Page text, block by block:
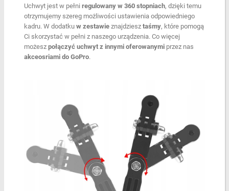
Uchwyt jest w pełni regulowany w 360 stopniach, dzięki temu
otrzymujemy szereg możliwości ustawienia odpowiedniego
kadru. W dodatku w zestawieznajdziesz taśmy, które pomogą
Ci skorzystać w pełni z naszego urządzenia. Co więcej
możesz połączyć uchwyt z innymi oferowanymiprzez nas
akceosriami do GoPro.